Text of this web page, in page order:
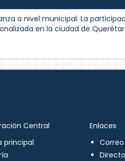
a nivel municipal: La
en la ciudad de
Central
principal
Enlaces